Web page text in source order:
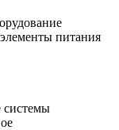
питания
системы